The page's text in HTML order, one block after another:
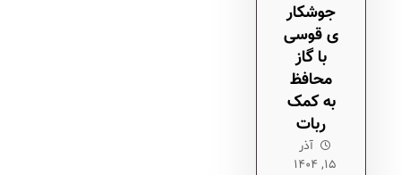
جوشکار
ی قوسی
با گاز
محافظ
به کمک
ربات
آذر
۱۵, ۱۴۰۴